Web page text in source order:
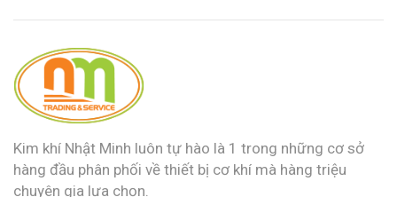
Kim khí Nhật Minh luôn tự hào là 1 trong những cơ sở
hàng đầu phân phối về thiết bị cơ khí mà hàng triệu
chuyên gia lựa chọn.